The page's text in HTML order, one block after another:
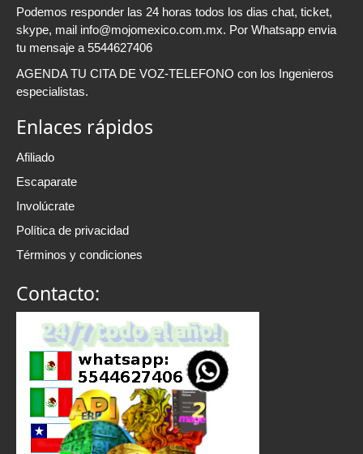
Podemos responder las 24 horas todos los dias chat, ticket,
skype, mail info@mojomexico.com.mx. Por Whatsapp envia
tu mensaje a 5544627406
AGENDA TU CITA DE VOZ-TELEFONO con los Ingenieros
especialistas.
Enlaces rápidos
Afiliado
Escaparate
Involúcrate
Política de privacidad
Términos y condiciones
Contacto: